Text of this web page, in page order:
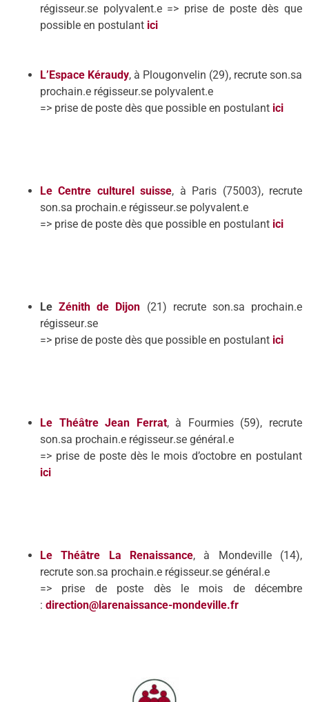
régisseur.se polyvalent.e => prise de poste dès que
possible en postulant ici
L’Espace Kéraudy, à Plougonvelin (29), recrute son.sa
prochain.e régisseur.se polyvalent.e
=> prise de poste dès que possible en postulant ici
Le Centre culturel suisse, à Paris (75003), recrute
son.sa prochain.e régisseur.se polyvalent.e
=> prise de poste dès que possible en postulant ici
LeZénith de Dijon (21) recrute son.sa prochain.e
régisseur.se
=> prise de poste dès que possible en postulant ici
Le Théâtre Jean Ferrat, à Fourmies (59), recrute
son.sa prochain.e régisseur.se général.e
=> prise de poste dès le mois d’octobreen postulant
ici
Le Théâtre La Renaissance, à Mondeville (14),
recrute son.sa prochain.e régisseur.se général.e
=> prise de poste dès le mois de décembre
: direction@larenaissance-mondeville.fr